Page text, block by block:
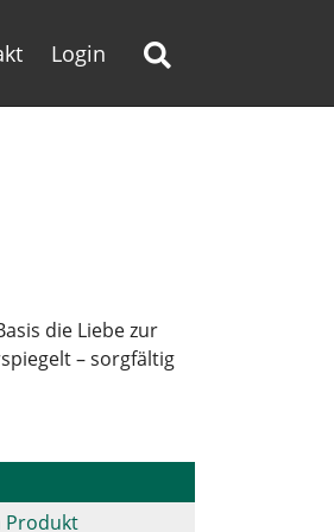
Login
die Liebe zur
– sorgfältig
Produkt